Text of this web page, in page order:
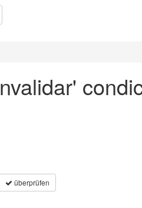
überprüfen